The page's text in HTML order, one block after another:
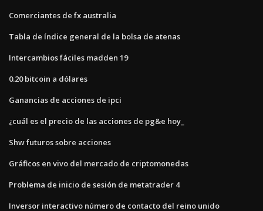
Comerciantes de fx australia
Tabla de índice general de la bolsa de atenas
Intercambios fáciles madden 19
0.20 bitcoin a dólares
Ganancias de acciones de ipci
¿cuál es el precio de las acciones de pg&e hoy_
Shw futuros sobre acciones
Gráficos en vivo del mercado de criptomonedas
Problema de inicio de sesión de metatrader 4
Inversor interactivo número de contacto del reino unido